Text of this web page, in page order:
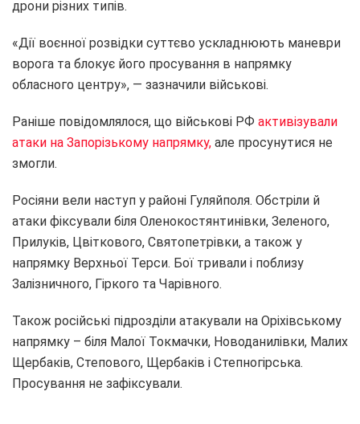
дрони різних типів.
«Дії воєнної розвідки суттєво ускладнюють маневри
ворога та блокує його просування в напрямку
обласного центру», — зазначили військові.
Раніше повідомлялося, що військові РФ активізували
атаки на Запорізькому напрямку, але просунутися не
змогли.
Росіяни вели наступ у районі Гуляйполя. Обстріли й
атаки фіксували біля Оленокостянтинівки, Зеленого,
Прилуків, Цвіткового, Святопетрівки, а також у
напрямку Верхньої Терси. Бої тривали і поблизу
Залізничного, Гіркого та Чарівного.
Також російські підрозділи атакували на Оріхівському
напрямку – біля Малої Токмачки, Новоданилівки, Малих
Щербаків, Степового, Щербаків і Степногірська.
Просування не зафіксували.